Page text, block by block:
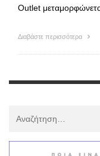
Outlet
Διαβάστε περισσότερα
: